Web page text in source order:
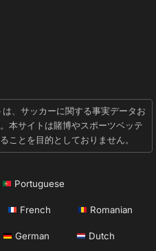
は、サッカーに関する事実データお
本サイトは賭博やスポーツベッテ
ことを目的としておりません。
Portuguese
French Romanian
German Dutch